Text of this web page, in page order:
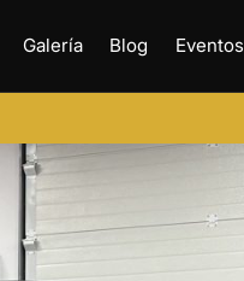
Galería Blog Eventos